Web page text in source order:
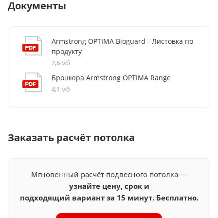
Установка:совместима с подвесными системами
Простота монтажа:
Документы
Armstrong OPTIMA Bioguard - Листовка по
продукту
2,6 мб
Брошюра Armstrong OPTIMA Range
4,1 мб
Заказать расчёт потолка
Мгновенный расчёт подвесного потолка —
узнайте цену, срок и
подходящий вариант за 15 минут. Бесплатно.